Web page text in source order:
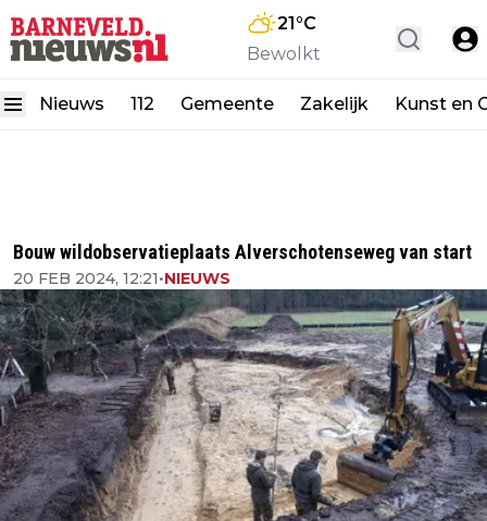
21°C
Bewolkt
Nieuws 112 Gemeente Zakelijk Kunst en
Bouw wildobservatieplaats Alverschotenseweg van start
20 FEB 2024, 12:21•NIEUWS